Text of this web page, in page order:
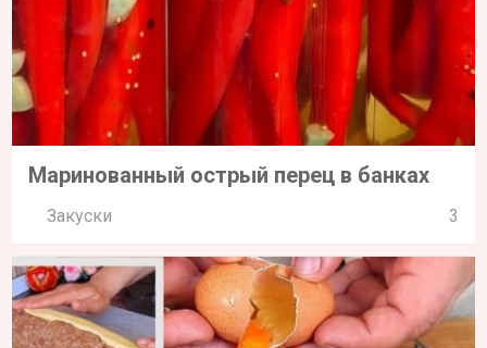
Маринованный острый перец в банках
Закуски 3